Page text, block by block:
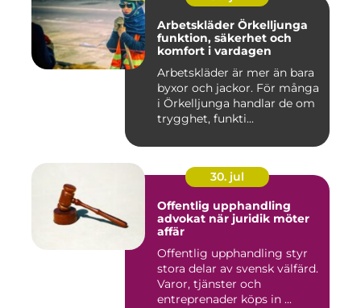
Arbetskläder Örkelljunga
funktion, säkerhet och
komfort i vardagen
Arbetskläder är mer än bara
byxor och jackor. För många
i Örkelljunga handlar de om
trygghet, funkti...
30. jul
Offentlig upphandling
advokat när juridik möter
affär
Offentlig upphandling styr
stora delar av svensk välfärd.
Varor, tjänster och
entreprenader köps in ...